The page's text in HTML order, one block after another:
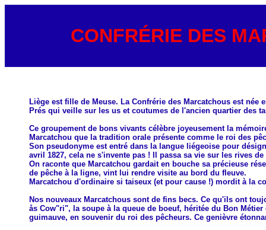
CONFRÉRIE DES
Liège est fille de Meuse. La Confrérie des Marcatchous est
Prés qui veille sur les us et coutumes de l'ancien quartier des
Ce groupement de bons vivants célèbre joyeusement la
Marcatchou que la tradition orale présente comme le roi des
Son pseudonyme est entré dans la langue liégeoise pour
avril 1827, cela ne s'invente pas ! Il passa sa vie sur les rives
On raconte que Marcatchou gardait en bouche sa précieuse
de pêche à la ligne, vint lui rendre visite au bord du fleuve.
Marcatchou d'ordinaire si taiseux (et pour cause !) mordit à la
Nos nouveaux Marcatchous sont de fins becs. Ce qu'ils ont
ås Cow"ri", la soupe à la queue de boeuf, héritée du Bon
guimauve, en souvenir du roi des pêcheurs. Ce genièvre